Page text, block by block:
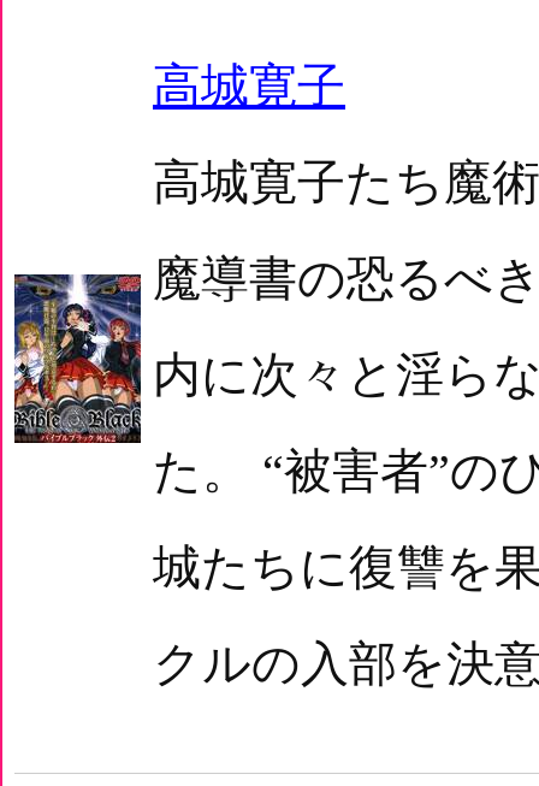
高城寛子
高城寛子たち魔
魔導書の恐るべ
内に次々と淫ら
た。 “被害者”の
城たちに復讐を
クルの入部を決